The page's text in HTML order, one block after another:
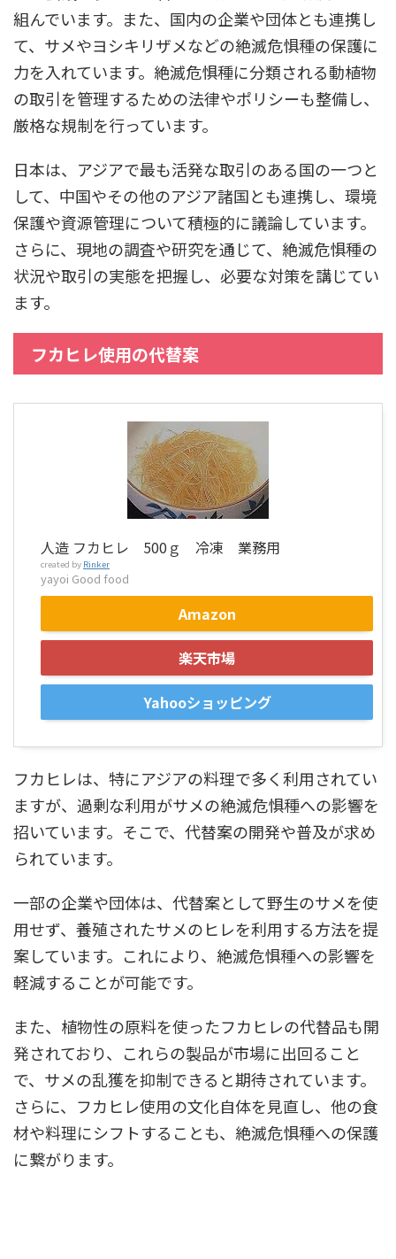
組んでいます。また、国内の企業や団体とも連携し
て、サメやヨシキリザメなどの絶滅危惧種の保護に
力を入れています。絶滅危惧種に分類される動植物
の取引を管理するための法律やポリシーも整備し、
厳格な規制を行っています。
日本は、アジアで最も活発な取引のある国の一つと
して、中国やその他のアジア諸国とも連携し、環境
保護や資源管理について積極的に議論しています。
さらに、現地の調査や研究を通じて、絶滅危惧種の
状況や取引の実態を把握し、必要な対策を講じてい
ます。
フカヒレ使用の代替案
人造 フカヒレ 500ｇ 冷凍 業務用
created by Rinker
yayoi Good food
Amazon
楽天市場
Yahooショッピング
フカヒレは、特にアジアの料理で多く利用されてい
ますが、過剰な利用がサメの絶滅危惧種への影響を
招いています。そこで、代替案の開発や普及が求め
られています。
一部の企業や団体は、代替案として野生のサメを使
用せず、養殖されたサメのヒレを利用する方法を提
案しています。これにより、絶滅危惧種への影響を
軽減することが可能です。
また、植物性の原料を使ったフカヒレの代替品も開
発されており、これらの製品が市場に出回ること
で、サメの乱獲を抑制できると期待されています。
さらに、フカヒレ使用の文化自体を見直し、他の食
材や料理にシフトすることも、絶滅危惧種への保護
に繋がります。